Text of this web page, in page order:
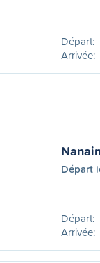
Départ:
Arrivée:
Départ
Départ:
Arrivée: